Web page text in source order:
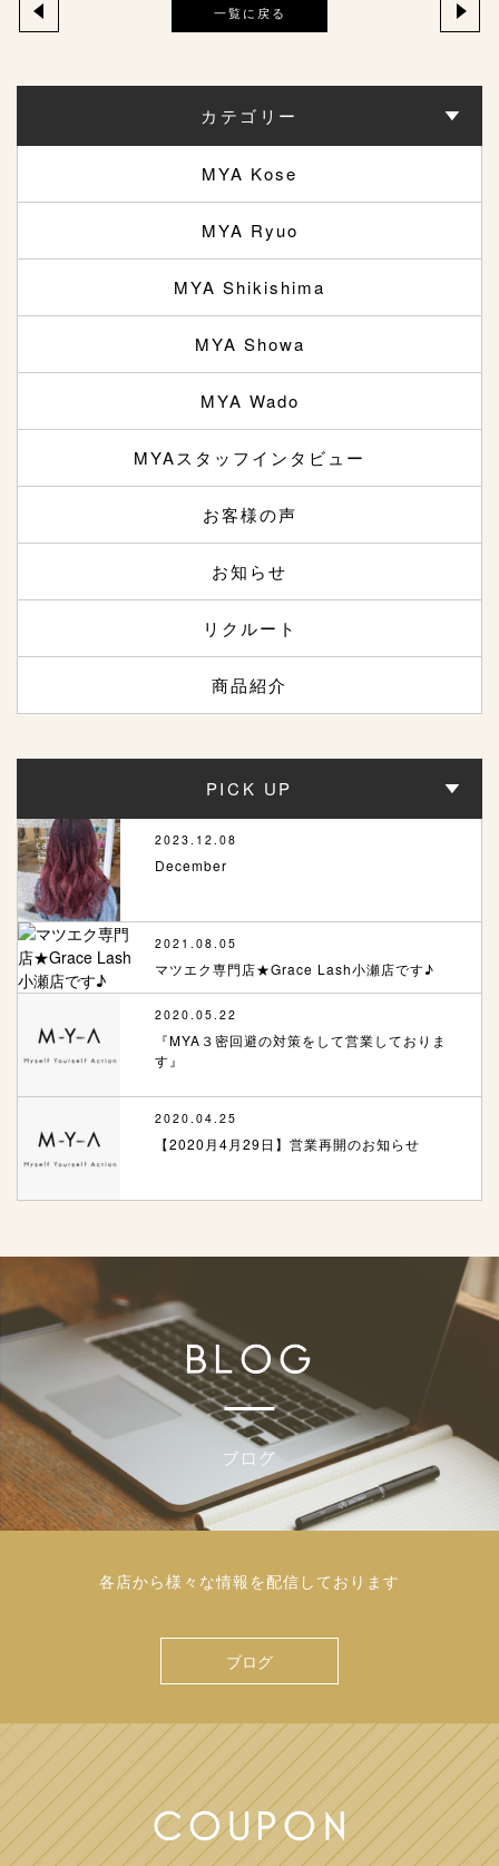
一覧に戻る
カテゴリー
MYA Kose
MYA Ryuo
MYA Shikishima
MYA Showa
MYA Wado
MYAスタッフインタビュー
お客様の声
お知らせ
リクルート
商品紹介
PICK UP
2023.12.08
December
2021.08.05
マツエク専門店★Grace Lash小瀬店です♪
2020.05.22
『MYA３密回避の対策をして営業しておりま
す』
2020.04.25
【2020月4月29日】営業再開のお知らせ
各店から様々な情報を配信しております
ブログ